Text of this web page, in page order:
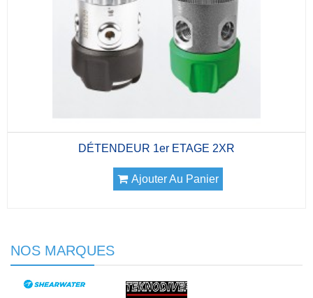
DÉTENDEUR 1er ETAGE 2XR
Ajouter Au Panier
NOS MARQUES